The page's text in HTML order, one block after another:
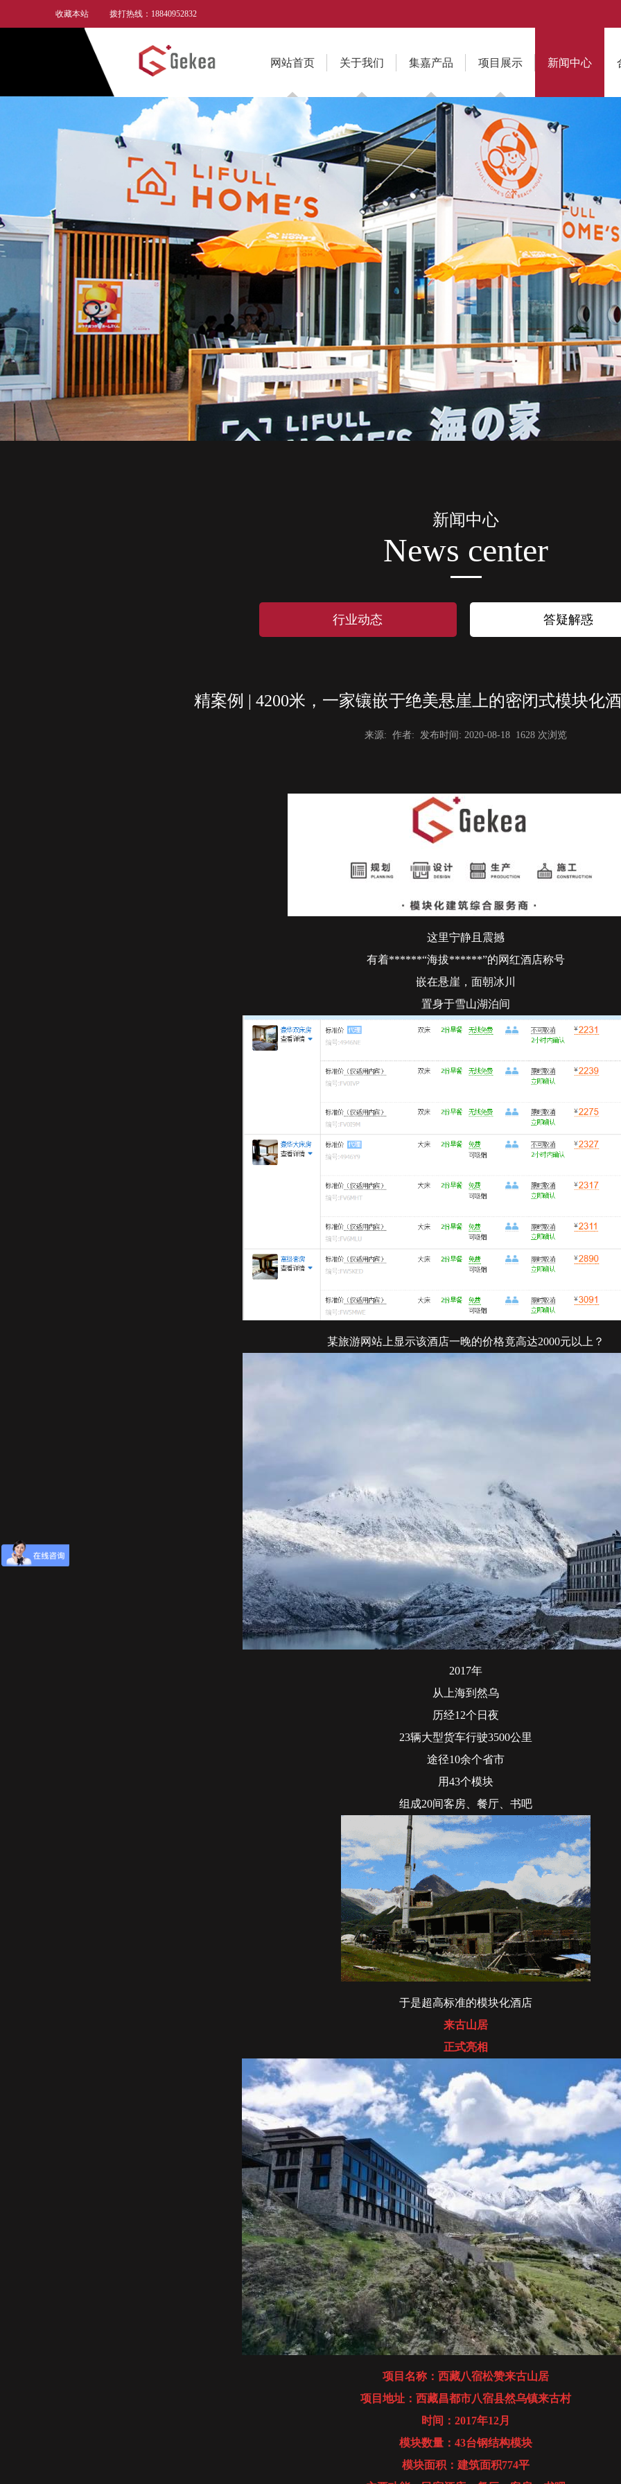
收藏本站 拨打热线：18840952832
网站首页 关于我们 集嘉产品 项目展示 新闻中心
新闻中心
News center
行业动态 答疑解惑
精案例 | 4200米，一家镶嵌于绝美悬崖上的密闭式模块
来源: 作者: 发布时间: 2020-08-18 1628 次浏览
这里宁静且震撼
有着******“海拔******”的网红酒店称号
嵌在悬崖，面朝冰川
置身于雪山湖泊间
某旅游网站上显示该酒店一晚的价格竟高达2000元以上？
2017年
从上海到然乌
历经12个日夜
23辆大型货车行驶3500公里
途径10余个省市
用43个模块
组成20间客房、餐厅、书吧
于是超高标准的模块化酒店
来古山居
正式亮相
项目名称：西藏八宿松赞来古山居
项目地址：西藏昌都市八宿县然乌镇来古村
时间：2017年12月
模块数量：43台钢结构模块
模块面积：建筑面积774平